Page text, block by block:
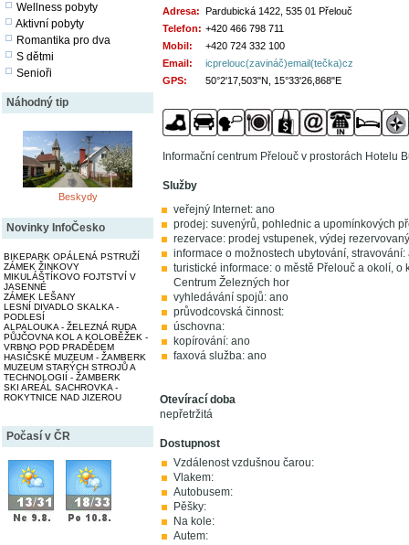
Wellness pobyty
Aktivní pobyty
Romantika pro dva
S dětmi
Senioři
Náhodný tip
Beskydy
Novinky InfoČesko
BIKEPARK OPÁLENÁ PSTRUŽÍ
ZÁMEK ŽINKOVY
MIKULÁŠTÍKOVO FOJTSTVÍ V
JASENNÉ
ZÁMEK LEŠANY
LESNÍ DIVADLO SKALKA -
PODLESÍ
ALPALOUKA - ŽELEZNÁ RUDA
PŮJČOVNA KOL A KOLOBĚŽEK -
VRBNO POD PRADĚDEM
HASIČSKÉ MUZEUM - ŽAMBERK
MUZEUM STARÝCH STROJŮ A
TECHNOLOGIÍ - ŽAMBERK
SKI AREÁL SACHROVKA -
ROKYTNICE NAD JIZEROU
Počasí v ČR
Adresa: Pardubická 1422, 535 01 Přelouč
Telefon: +420 466 798 711
Mobil:
+420 724 332 100
Email:
icprelouc(zavináč)email(tečka)cz
GPS:
50°2'17,503"N, 15°33'26,868"E
Informační centrum Přelouč v prostorách Hotelu
Služby
veřejný Internet: ano
prodej: suvenýrů, pohlednic a upomínkových
rezervace: prodej vstupenek, výdej
informace o možnostech ubytování, stravování:
turistické informace: o městě Přelouč a okolí,
Centrum Železných hor
vyhledávání spojů: ano
průvodcovská činnost:
úschovna:
kopírování: ano
faxová služba: ano
Otevírací doba
nepřetržitá
Dostupnost
Vzdálenost vzdušnou čarou:
Vlakem:
Autobusem:
Pěšky:
Na kole:
Autem: